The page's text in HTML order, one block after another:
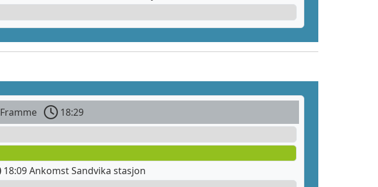
Framme
18:29
18:09 Ankomst Sandvika stasjon